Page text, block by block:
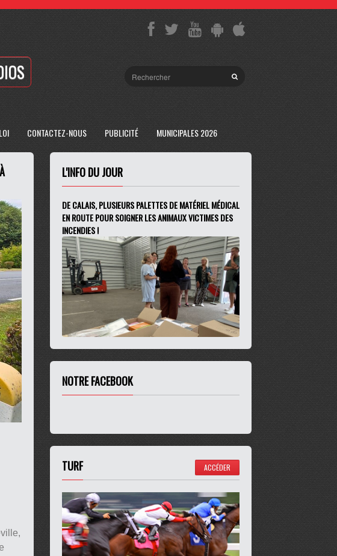
CONTACTEZ-NOUS PUBLICITÉ MUNICIPALES 2026
L'INFO DU JOUR
DE CALAIS, PLUSIEURS PALETTES DE MATÉRIEL MÉDICAL
EN ROUTE POUR SOIGNER LES ANIMAUX VICTIMES DES
INCENDIES !
NOTRE FACEBOOK
TURF ACCÉDER